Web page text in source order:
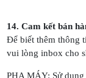
14. Cam kết bán
Để biết thêm thông
vui lòng inbox cho
PHA MÁY: Sử dụng